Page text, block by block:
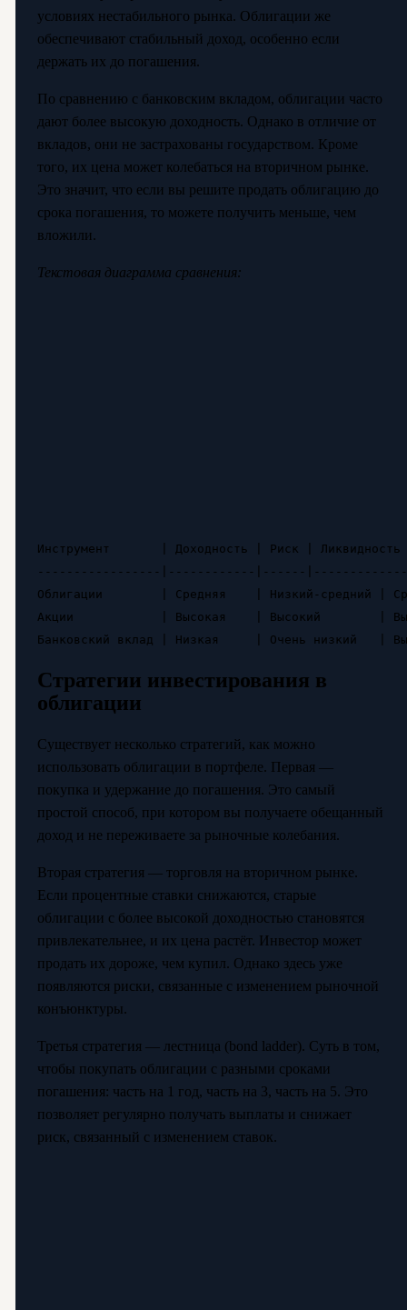
условиях нестабильного рынка. Облигации же
обеспечивают стабильный доход, особенно если
держать их до погашения.
По сравнению с банковским вкладом, облигации часто
дают более высокую доходность. Однако в отличие от
вкладов, они не застрахованы государством. Кроме
того, их цена может колебаться на вторичном рынке.
Это значит, что если вы решите продать облигацию до
срока погашения, то можете получить меньше, чем
вложили.
Текстовая диаграмма сравнения:
Инструмент       | Доходность | Риск | Ликвидность
-----------------|------------|------|-------------
Облигации        | Средняя    | Низкий-средний |
Акции            | Высокая    | Высокий        |
Стратегии инвестирования в
облигации
Существует несколько стратегий, как можно
использовать облигации в портфеле. Первая —
покупка и удержание до погашения. Это самый
простой способ, при котором вы получаете обещанный
доход и не переживаете за рыночные колебания.
Вторая стратегия — торговля на вторичном рынке.
Если процентные ставки снижаются, старые
облигации с более высокой доходностью становятся
привлекательнее, и их цена растёт. Инвестор может
продать их дороже, чем купил. Однако здесь уже
появляются риски, связанные с изменением рыночной
конъюнктуры.
Третья стратегия — лестница (bond ladder). Суть в том,
чтобы покупать облигации с разными сроками
погашения: часть на 1 год, часть на 3, часть на 5. Это
позволяет регулярно получать выплаты и снижает
риск, связанный с изменением ставок.